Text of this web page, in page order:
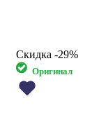
Скидка -29%
Оригинал